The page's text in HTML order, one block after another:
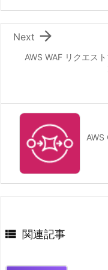
AWS WAF リクエス

Next
 関連記事